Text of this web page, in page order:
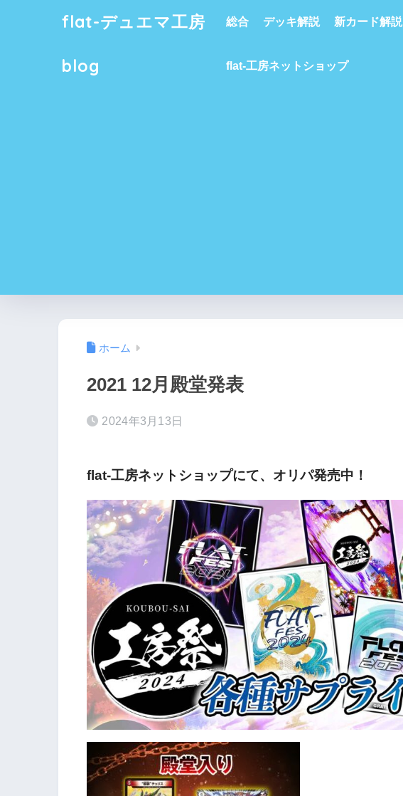
flat-デュエマ工房
blog
総合 デッキ解説 新カード解説
flat-工房ネットショップ
ホーム
2021 12月殿堂発表
2024年3月13日
flat-工房ネットショップにて、オリパ発売中！